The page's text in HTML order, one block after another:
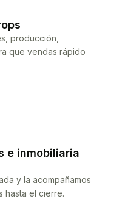
producción,
que vendas rápido
e inmobiliaria
y la acompañamos
hasta el cierre.